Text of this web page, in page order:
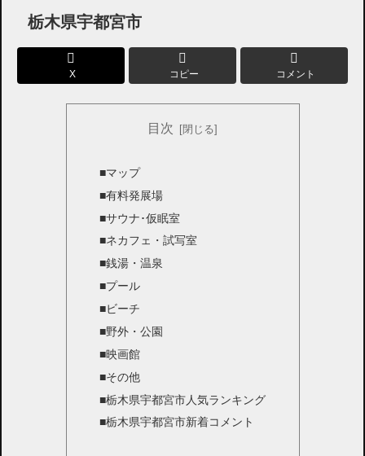
栃木県宇都宮市
X コピー コメント
目次
■マップ
■有料発展場
■サウナ･仮眠室
■ネカフェ・試写室
■銭湯・温泉
■プール
■ビーチ
■野外・公園
■映画館
■その他
■栃木県宇都宮市人気ランキング
■栃木県宇都宮市新着コメント